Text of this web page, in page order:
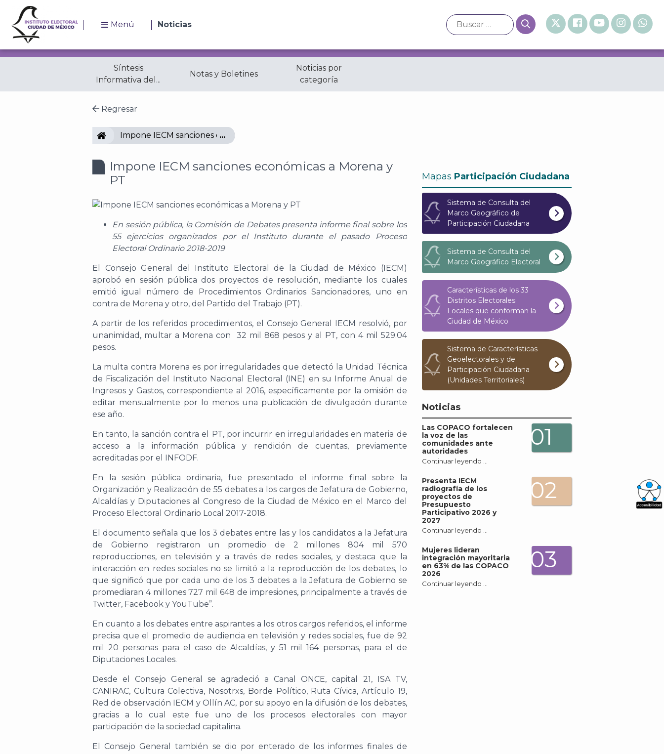
Menú Noticias
Síntesis
Informativa del...
Notas y Boletines
Noticias por
categoría
Regresar
IECMImpone IECM sanciones económicas a Morena y PT
Impone IECM sanciones económicas a Morena y
PT
En sesión pública, la Comisión de Debates presenta informe final sobre los
55 ejercicios organizados por el Instituto durante el pasado Proceso
Electoral Ordinario 2018-2019
El Consejo General del Instituto Electoral de la Ciudad de México (IECM)
aprobó en sesión pública dos proyectos de resolución, mediante los cuales
emitió igual número de Procedimientos Ordinarios Sancionadores, uno en
contra de Morena y otro, del Partido del Trabajo (PT).
A partir de los referidos procedimientos, el Consejo General IECM resolvió, por
unanimidad, multar a Morena con 32 mil 868 pesos y al PT, con 4 mil 529.04
pesos.
La multa contra Morena es por irregularidades que detectó la Unidad Técnica
de Fiscalización del Instituto Nacional Electoral (INE) en su Informe Anual de
Ingresos y Gastos, correspondiente al 2016, específicamente por la omisión de
editar mensualmente por lo menos una publicación de divulgación durante
ese año.
En tanto, la sanción contra el PT, por incurrir en irregularidades en materia de
acceso a la información pública y rendición de cuentas, previamente
acreditadas por el INFODF.
En la sesión pública ordinaria, fue presentado el informe final sobre la
Organización y Realización de 55 debates a los cargos de Jefatura de Gobierno,
Alcaldías y Diputaciones al Congreso de la Ciudad de México en el Marco del
Proceso Electoral Ordinario Local 2017-2018.
El documento señala que los 3 debates entre las y los candidatos a la Jefatura
de Gobierno registraron un promedio de 2 millones 804 mil 570
reproducciones, en televisión y a través de redes sociales, y destaca que la
interacción en redes sociales no se limitó a la reproducción de los debates, lo
que significó que por cada uno de los 3 debates a la Jefatura de Gobierno se
promediaran 4 millones 727 mil 648 de impresiones, principalmente a través de
Twitter, Facebook y YouTube”.
En cuanto a los debates entre aspirantes a los otros cargos referidos, el informe
precisa que el promedio de audiencia en televisión y redes sociales, fue de 92
mil 20 personas para el caso de Alcaldías, y 51 mil 164 personas, para el de
Diputaciones Locales.
Desde el Consejo General se agradeció a Canal ONCE, capital 21, ISA TV,
CANIRAC, Cultura Colectiva, Nosotrxs, Borde Político, Ruta Cívica, Artículo 19,
Red de observación IECM y Ollín AC, por su apoyo en la difusión de los debates,
gracias a lo cual este fue uno de los procesos electorales con mayor
participación de la sociedad capitalina.
El Consejo General también se dio por enterado de los informes finales de
Mapas Participación Ciudadana
Sistema de Consulta del
Marco Geográfico de
Participación Ciudadana
Sistema de Consulta del
Marco Geográfico Electoral
Características de los 33
Distritos Electorales
Locales que conforman la
Ciudad de México
Sistema de Características
Geoelectorales y de
Participación Ciudadana
(Unidades Territoriales)
Noticias
Las COPACO fortalecen
la voz de las
comunidades ante
autoridades
Continuar leyendo …
01
Presenta IECM
radiografía de los
proyectos de
Presupuesto
Participativo 2026 y
2027
Continuar leyendo …
02
Mujeres lideran
integración mayoritaria
en 63% de las COPACO
2026
Continuar leyendo …
03